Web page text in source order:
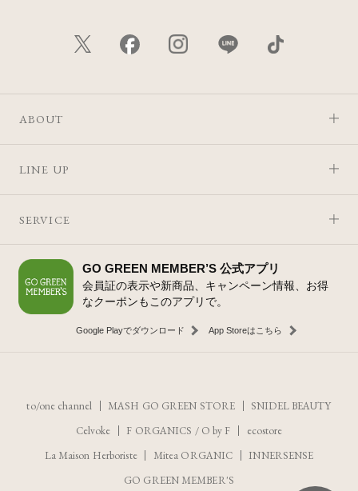
ABOUT
LINE UP
SERVICE
GO GREEN MEMBER’S 公式アプリ
会員証の表示や新商品、キャンペーン情報、お得
なクーポンもこのアプリで。
Google Playでダウンロード App Storeはこちら
to/one channel MASH GO GREEN STORE
SNIDEL BEAUTY
Celvoke
F ORGANICS / O by F
ecostore
La Maison Herboriste
Mitea ORGANIC
INNERSENSE
GO GREEN MEMBER'S